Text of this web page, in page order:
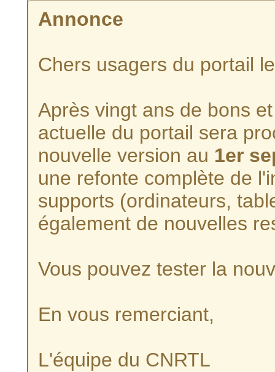
Annonce
Chers usagers du portail
Après vingt ans de bons
actuelle du portail sera
nouvelle version au 1er
une refonte complète de
supports (ordinateurs,
également de nouvelles
Vous pouvez tester la
En vous remerciant,
L'équipe du CNRTL